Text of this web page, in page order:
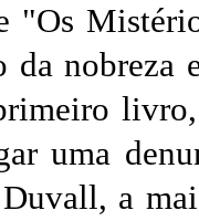
"Os
da
uma
a